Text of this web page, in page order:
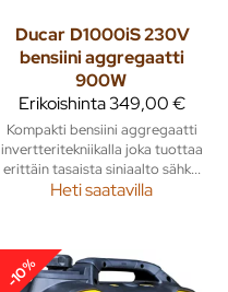
Ducar D1000iS 230V
bensiini aggregaatti
900W
Erikoishinta349,00 €
Kompakti bensiini aggregaatti
invertteritekniikalla joka tuottaa
erittäin tasaista siniaalto sähk...
Heti saatavilla
-10%